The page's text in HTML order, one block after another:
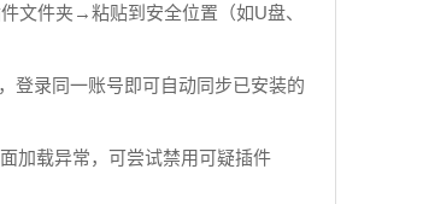
文件夹→粘贴到安全位置（如U盘、
登录同一账号即可自动同步已安装的
加载异常，可尝试禁用可疑插件